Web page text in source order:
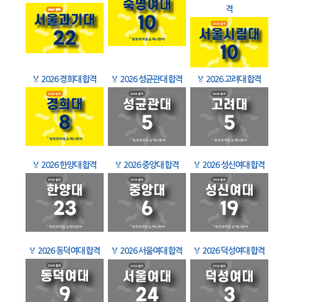
격
🏅 2026 경희대 합격 🏅 2026 성균관대 합격 🏅 2026 고려대 합격
🏅 2026 한양대 합격 🏅 2026 중앙대 합격 🏅 2026 성신여대 합격
🏅 2026 동덕여대 합격 🏅 2026 서울여대 합격 🏅 2026 덕성여대 합격